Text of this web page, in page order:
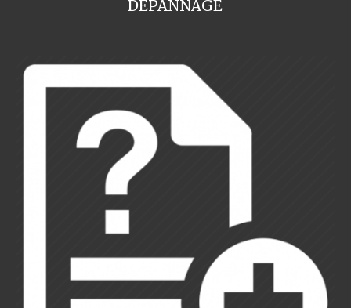
DEPANNAGE